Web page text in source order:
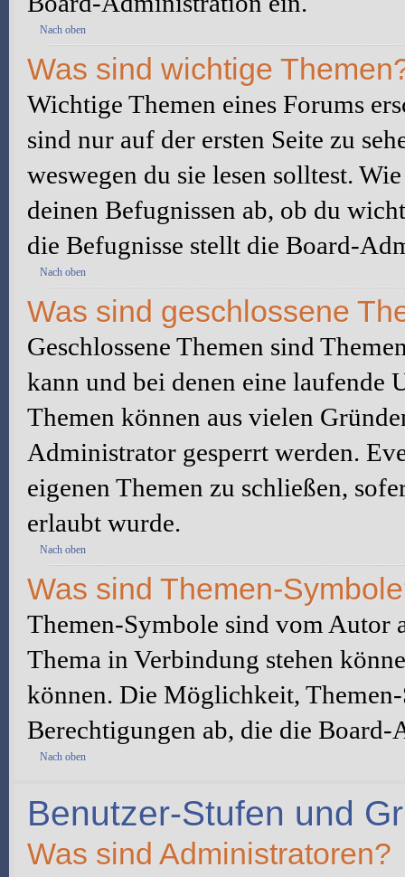
Nach oben
Was sind wichtige
Wichtige Themen eines Forums
sind nur auf der ersten Seite zu
weswegen du sie lesen solltest.
deinen Befugnissen ab, ob du
die Befugnisse stellt die Board-
Nach oben
Was sind geschlossene
Geschlossene Themen sind
kann und bei denen eine laufende
Themen können aus vielen
Administrator gesperrt werden.
eigenen Themen zu schließen,
erlaubt wurde.
Nach oben
Was sind Themen-
Themen-Symbole sind vom Autor
Thema in Verbindung stehen
können. Die Möglichkeit,
Berechtigungen ab, die die
Nach oben
Benutzer-Stufen und
Was sind Administratoren?